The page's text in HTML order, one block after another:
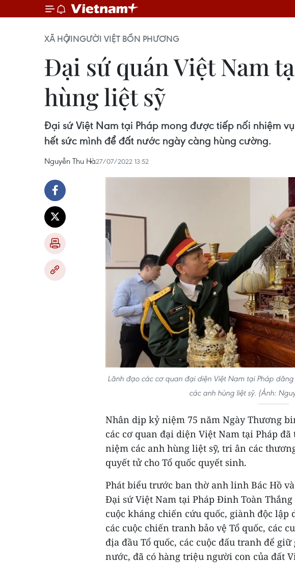
XÃ HỘINGƯỜI VIỆT BỐN PHƯƠNG
Đại sứ quán Việt Nam
hùng liệt sỹ
Đại sứ Việt Nam tại Pháp mong được tiếp nối nhiệm
hết sức mình để đất nước ngày càng hùng cường.
Nguyễn Thu Hà27/07/2022 13:52
Lãnh đạo các cơ quan đại diện Việt Nam tại Pháp
các anh hùng liệt sỹ. (Ảnh:
Nhân dịp kỷ niệm 75 năm Ngày Thương
các cơ quan đại diện Việt Nam tại Pháp
niệm các anh hùng liệt sỹ, tri ân các
quyết tử cho Tổ quốc quyết sinh.
Phát biểu trước ban thờ anh linh Bác Hồ
Đại sứ Việt Nam tại Pháp Đinh Toàn
cuộc kháng chiến cứu quốc, giành độc lập
các cuộc chiến tranh bảo vệ Tổ quốc, các
địa đầu Tổ quốc, các cuộc đấu tranh để
nước, đã có hàng triệu người con của đất